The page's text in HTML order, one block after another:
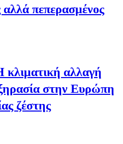
αλλά πεπερασμένος
αλλαγή
ξηρασία στην Ευρώπη
ζέστης